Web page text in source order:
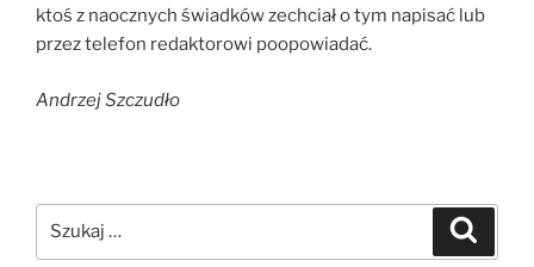
ktoś z naocznych świadków zechciał o tym napisać lub
przez telefon redaktorowi poopowiadać.
Andrzej Szczudło